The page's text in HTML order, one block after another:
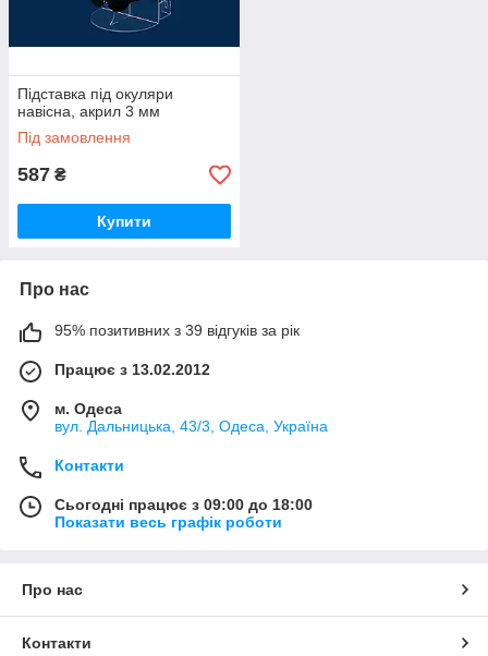
Підставка під окуляри
навісна, акрил 3 мм
Під замовлення
587 ₴
Купити
Про нас
95% позитивних з 39 відгуків за рік
Працює з 13.02.2012
м. Одеса
вул. Дальницька, 43/3, Одеса, Україна
Контакти
Сьогодні працює з 09:00 до 18:00
Показати весь графік роботи
Про нас
Контакти